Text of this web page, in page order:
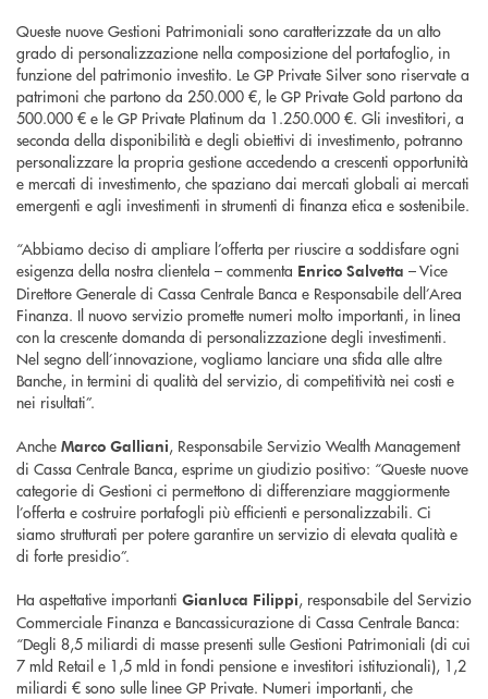
Queste nuove Gestioni Patrimoniali sono caratterizzate da un alto
grado di personalizzazione nella composizione del portafoglio, in
funzione del patrimonio investito. Le GP Private Silver sono riservate a
patrimoni che partono da 250.000 €, le GP Private Gold partono da
500.000 € e le GP Private Platinum da 1.250.000 €. Gli investitori, a
seconda della disponibilità e degli obiettivi di investimento, potranno
personalizzare la propria gestione accedendo a crescenti opportunità
e mercati di investimento, che spaziano dai mercati globali ai mercati
emergenti e agli investimenti in strumenti di finanza etica e sostenibile.
“Abbiamo deciso di ampliare l’offerta per riuscire a soddisfare ogni
esigenza della nostra clientela – commenta Enrico Salvetta – Vice
Direttore Generale di Cassa Centrale Banca e Responsabile dell’Area
Finanza. Il nuovo servizio promette numeri molto importanti, in linea
con la crescente domanda di personalizzazione degli investimenti.
Nel segno dell’innovazione, vogliamo lanciare una sfida alle altre
Banche, in termini di qualità del servizio, di competitività nei costi e
nei risultati”.
Anche Marco Galliani, Responsabile Servizio Wealth Management
di Cassa Centrale Banca, esprime un giudizio positivo: “Queste nuove
categorie di Gestioni ci permettono di differenziare maggiormente
l’offerta e costruire portafogli più efficienti e personalizzabili. Ci
siamo strutturati per potere garantire un servizio di elevata qualità e
di forte presidio”.
Ha aspettative importanti Gianluca Filippi, responsabile del Servizio
Commerciale Finanza e Bancassicurazione di Cassa Centrale Banca:
“Degli 8,5 miliardi di masse presenti sulle Gestioni Patrimoniali (di cui
7 mld Retail e 1,5 mld in fondi pensione e investitori istituzionali), 1,2
miliardi € sono sulle linee GP Private. Numeri importanti, che